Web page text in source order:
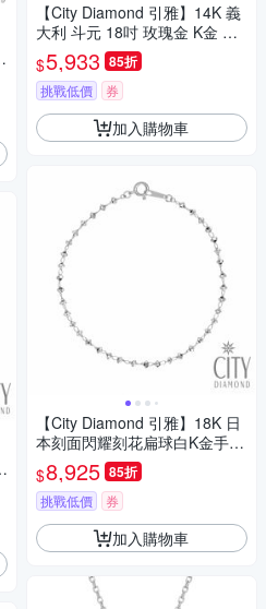
【City Diamond 引雅】14K 義
大利 斗元 18吋 玫瑰金 K金 伸
縮 項鍊 (浮光流影系列)
$5,933 85折
挑戰低價 券
加入購物車
【City Diamond 引雅】18K 日
本刻面閃耀刻花扁球白K金手鍊
(東京Yuki表參道系列)
$8,925 85折
挑戰低價 券
加入購物車